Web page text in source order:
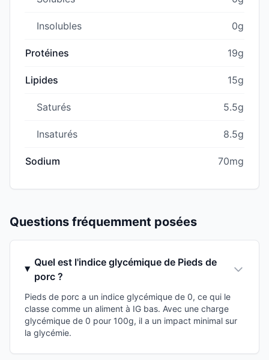
Insolubles 0g
Protéines 19g
Lipides 15g
Saturés 5.5g
Insaturés 8.5g
Sodium 70mg
Questions fréquemment posées
Quel est l'indice glycémique de Pieds de
porc ?
Pieds de porc a un indice glycémique de 0, ce qui le
classe comme un aliment à IG bas. Avec une charge
glycémique de 0 pour 100g, il a un impact minimal sur
la glycémie.